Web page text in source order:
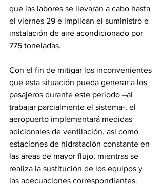
que las labores se llevarán a cabo hasta
el viernes 29 e implican el suministro e
instalación de aire acondicionado por
775 toneladas.
Con el fin de mitigar los inconvenientes
que esta situación pueda generar a los
pasajeros durante este periodo –al
trabajar parcialmente el sistema-, el
aeropuerto implementará medidas
adicionales de ventilación, así como
estaciones de hidratación constante en
las áreas de mayor flujo, mientras se
realiza la sustitución de los equipos y
las adecuaciones correspondientes.